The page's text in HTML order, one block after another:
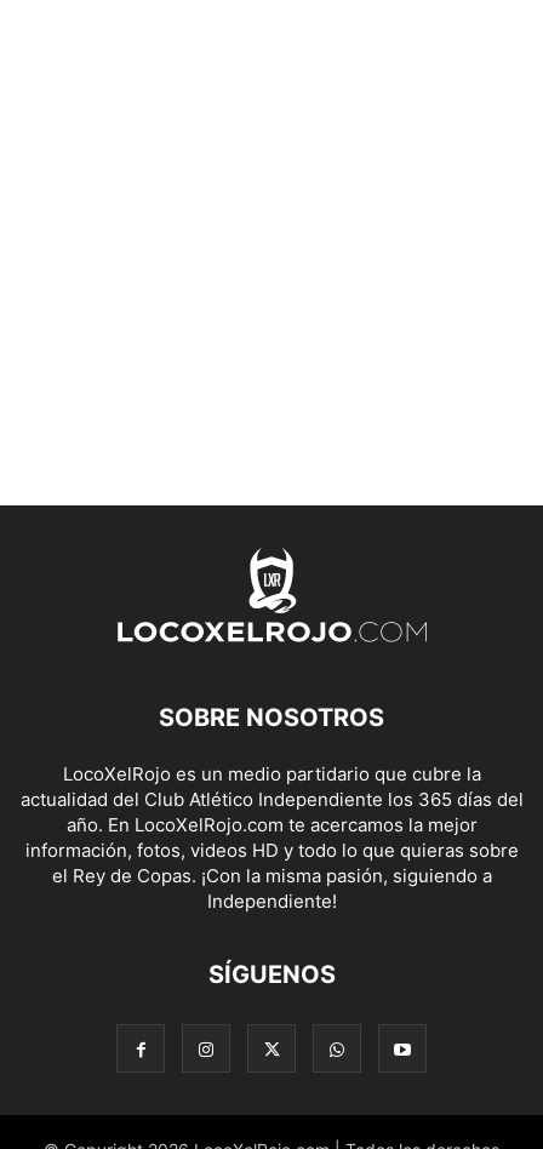
SOBRE NOSOTROS
LocoXelRojo es un medio partidario que cubre la
actualidad del Club Atlético Independiente los 365 días del
año. En LocoXelRojo.com te acercamos la mejor
información, fotos, videos HD y todo lo que quieras sobre
el Rey de Copas. ¡Con la misma pasión, siguiendo a
Independiente!
SÍGUENOS